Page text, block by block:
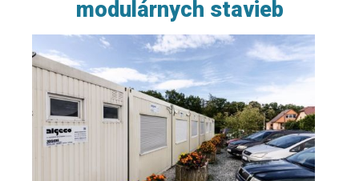
modulárnych stavieb